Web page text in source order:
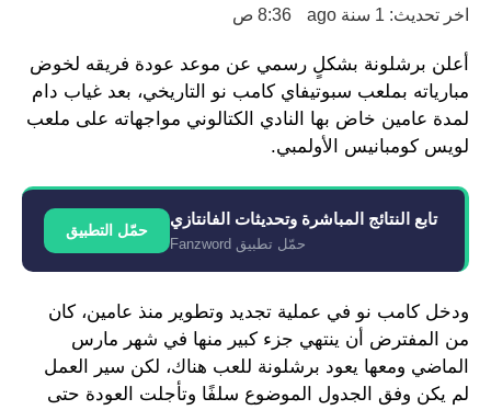
اخر تحديث: 1 سنة ago
8:36 ص
أعلن برشلونة بشكلٍ رسمي عن موعد عودة فريقه لخوض
مبارياته بملعب سبوتيفاي كامب نو التاريخي، بعد غياب دام
لمدة عامين خاض بها النادي الكتالوني مواجهاته على ملعب
لويس كومبانيس الأولمبي.
تابع النتائج المباشرة وتحديثات الفانتازي
حمّل تطبيق Fanzword
حمّل التطبيق
ودخل كامب نو في عملية تجديد وتطوير منذ عامين، كان
من المفترض أن ينتهي جزء كبير منها في شهر مارس
الماضي ومعها يعود برشلونة للعب هناك، لكن سير العمل
لم يكن وفق الجدول الموضوع سلفًا وتأجلت العودة حتى